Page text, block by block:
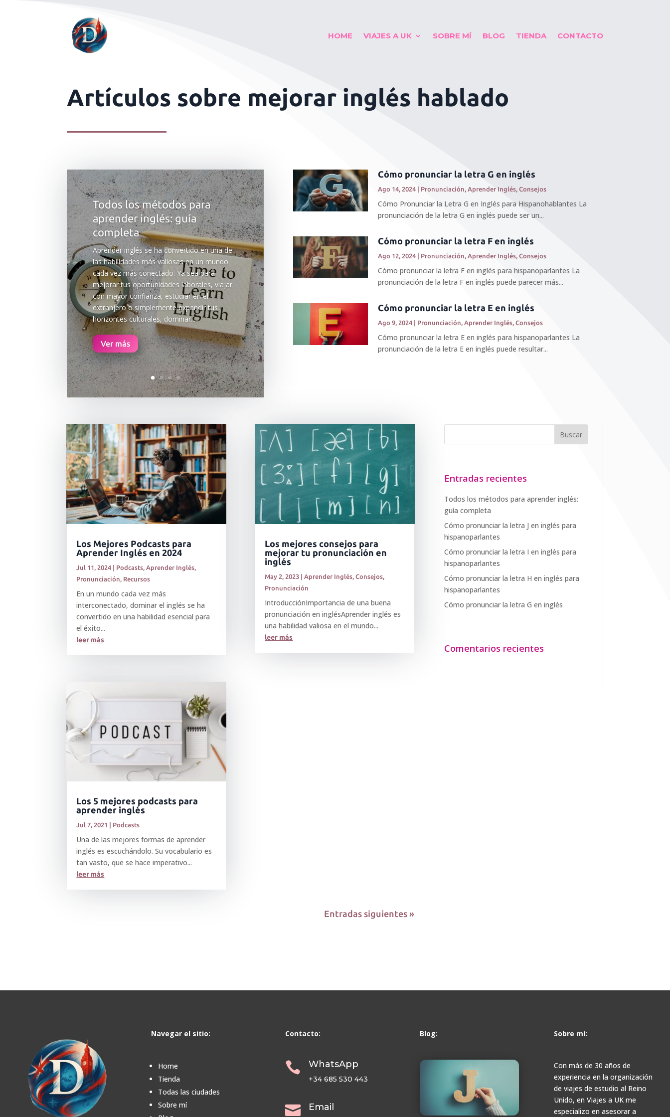
HOME VIAJES A UK SOBRE MÍ BLOG TIENDA CONTACTO
Artículos sobre mejorar inglés hablado
Todos los métodos para
aprender inglés: guía
completa
Aprender inglés se ha convertido en una de
las habilidades más valiosas en un mundo
cada vez más conectado. Ya sea para
mejorar tus oportunidades laborales, viajar
con mayor confianza, estudiar en el
extranjero o simplemente expandir tus
horizontes culturales, dominar...
Ver más
Cómo pronunciar la letra G en inglés
Ago 14, 2024 Pronunciación,Aprender Inglés,Consejos
Cómo Pronunciar la Letra G en Inglés para Hispanohablantes La
pronunciación de la letra G en inglés puede ser un...
Cómo pronunciar la letra F en inglés
Ago 12, 2024 Pronunciación,Aprender Inglés,Consejos
Cómo pronunciar la letra F en inglés para hispanoparlantes La
pronunciación de la letra F en inglés puede parecer más...
Cómo pronunciar la letra E en inglés
Ago 9, 2024 Pronunciación,Aprender Inglés,Consejos
Cómo pronunciar la letra E en inglés para hispanoparlantes La
pronunciación de la letra E en inglés puede resultar...
Los Mejores Podcasts para
Aprender Inglés en 2024
Jul 11, 2024 | Podcasts Aprender Inglés
Pronunciación Recursos
En un mundo cada vez más
interconectado, dominar el inglés se ha
convertido en una habilidad esencial para
el éxito...
leer más
Los 5 mejores podcasts para
aprender inglés
Jul 7, 2021 Podcasts
Una de las mejores formas de aprender
inglés es escuchándolo. Su vocabulario es
tan vasto, que se hace imperativo...
leer más
Los mejores consejos para
mejorar tu pronunciación en
inglés
May 2, 2023 | Aprender Inglés ,Consejos
Pronunciación
IntroducciónImportancia de una buena
pronunciación en inglésAprender inglés es
una habilidad valiosa en el mundo...
leer más
Entradas siguientes »
Entradas recientes
Todos los métodos para aprender inglés:
guía completa
Cómo pronunciar la letra J en inglés para
hispanoparlantes
Cómo pronunciar la letra I en inglés para
hispanoparlantes
Cómo pronunciar la letra H en inglés para
hispanoparlantes
Cómo pronunciar la letra G en inglés
Comentarios recientes
Navegar el sitio:
Home
Tienda
Todas las ciudades
Sobre mí
Contacto:
 WhatsApp
+34 685 530 443
 Email
Blog: Sobre mí:
Con más de 30 años de
experiencia en la organización
de viajes de estudio al Reino
Unido, en Viajes a UK me
especializo en asesorar a